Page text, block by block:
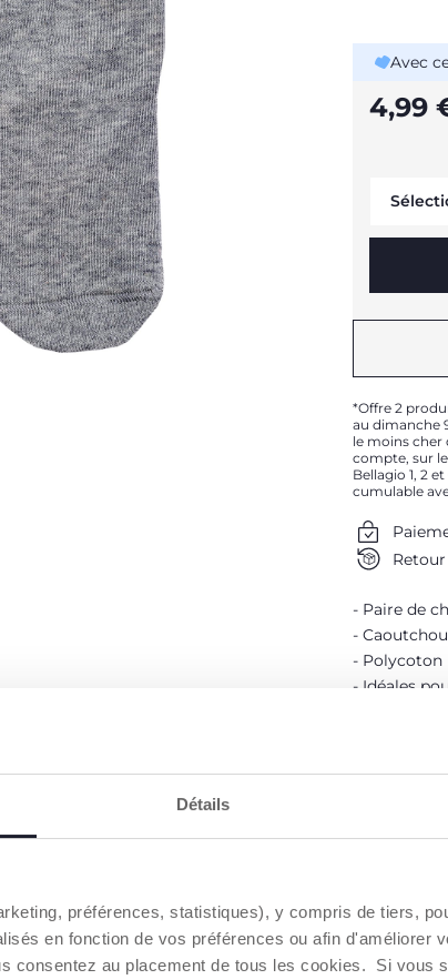
Détails
préférences, statistiques), y compris de tiers,
en fonction de vos préférences ou afin d'améliorer
consentez au placement de tous les cookies. Si vous
Avec
4,99
*Offre 2
au dimanche
le moins cher
compte, sur
Bellagio 1, 2
cumulable
Paire de
Polycoton
Idéales